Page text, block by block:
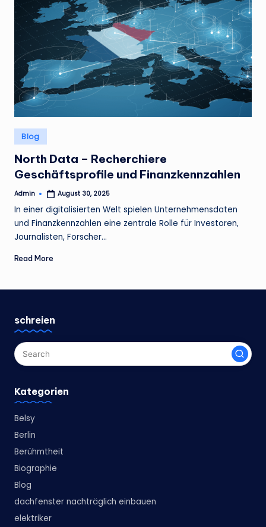
Posted
in
Blog
North Data – Recherchiere
Geschäftsprofile und Finanzkennzahlen
Posted
Admin August 30, 2025
In einer digitalisierten Welt spielen Unternehmensdaten
und Finanzkennzahlen eine zentrale Rolle für Investoren,
Journalisten, Forscher…
Read More
schreien
Kategorien
Belsy
Berlin
Berühmtheit
Biographie
Blog
dachfenster nachträglich einbauen
elektriker